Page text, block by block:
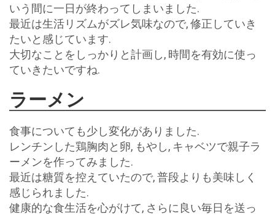
いう間に一日が終わってしまいました.
最近は生活リズムがズレ気味なので, 修正していき
たいと感じています.
大切なことをしっかりと計画し, 時間を有効に使っ
ていきたいですね.
ラーメン
食事についても少し変化がありました.
レンチンした鶏胸肉と卵, もやし, キャベツで親子ラ
ーメンを作ってみました.
最近は糖質を控えていたので, 普段よりも美味しく
感じられました.
健康的な食生活を心がけて, さらに良い毎日を送っ